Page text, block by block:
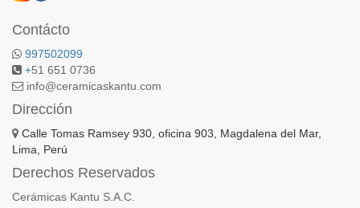
Contácto
997502099
+51 651 0736
info@ceramicaskantu.com
Dirección
Calle Tomas Ramsey 930, oficina 903, Magdalena del Mar,
Lima, Perú
Derechos Reservados
Cerámicas Kantu S.A.C.